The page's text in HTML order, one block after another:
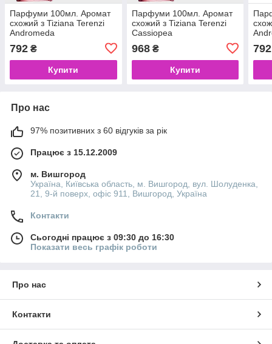
Парфуми 100мл. Аромат
схожий з Tiziana Terenzi
Andromeda
792 ₴
Купити
Парфуми 100мл. Аромат
схожий з Tiziana Terenzi
Cassiopea
968₴
Купити
792
Про нас
97% позитивних з 60 відгуків за рік
Працює з 15.12.2009
м. Вишгород
Україна, Київська область, м. Вишгород, вул. Шолуденка,
21, 9-й поверх, офіс 911, Вишгород, Україна
Контакти
Сьогодні працює з 09:30 до 16:30
Показати весь графік роботи
Про нас
Контакти